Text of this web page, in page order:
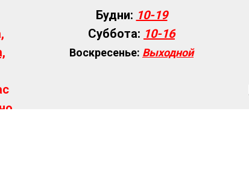
Будни: 10-19
Суббота: 10-16
Воскресенье: Выходной